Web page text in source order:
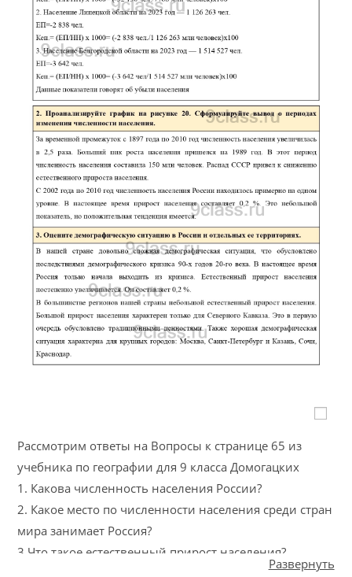
Развернуть
Рассмотрим ответы на Вопросы к странице 65 из
учебника по географии для 9 класса Домогацких
1. Какова численность населения России?
2. Какое место по численности населения среди стран
мира занимает Россия?
3.Что такое естественный прирост населения?